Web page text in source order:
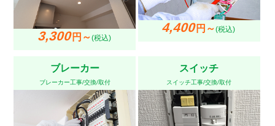
3,300円～(税込)
4,400円～(税込)
ブレーカー
ブレーカー工事/交換/取付
スイッチ
スイッチ工事/交換/取付